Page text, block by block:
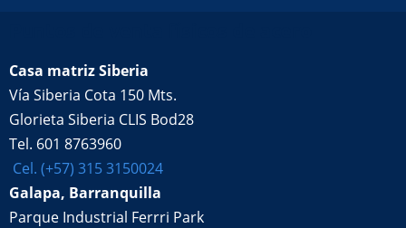
Casa matriz Siberia
Vía Siberia Cota 150 Mts.
Glorieta Siberia CLIS Bod28
Tel. 601 8763960
Cel. (+57) 315 3150024
Galapa, Barranquilla
Parque Industrial Ferrri Park